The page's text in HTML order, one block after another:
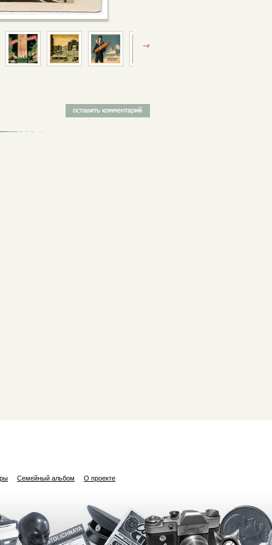
Семейный альбом О проекте